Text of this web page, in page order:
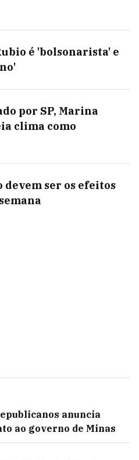
é 'bolsonarista' e
por SP, Marina
clima como
devem ser os efeitos
anuncia
ao governo de Minas